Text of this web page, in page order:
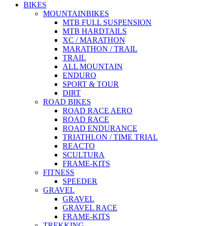
BIKES
MOUNTAINBIKES
MTB FULL SUSPENSION
MTB HARDTAILS
XC / MARATHON
MARATHON / TRAIL
TRAIL
ALL MOUNTAIN
ENDURO
SPORT & TOUR
DIRT
ROAD BIKES
ROAD RACE AERO
ROAD RACE
ROAD ENDURANCE
TRIATHLON / TIME TRIAL
REACTO
SCULTURA
FRAME-KITS
FITNESS
SPEEDER
GRAVEL
GRAVEL
GRAVEL RACE
FRAME-KITS